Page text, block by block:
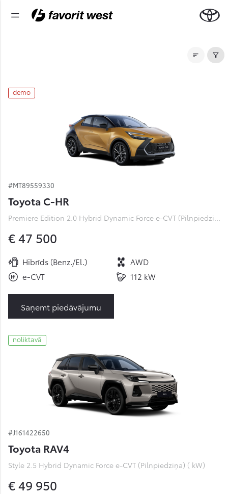
demo
#MT89559330
Toyota C-HR
Premiere Edition 2.0 Hybrid Dynamic Force e-CVT (Pilnpiedziņa) (112 kW)
€ 47 500
Hibrīds (Benz./El.)
AWD
e-CVT
112 kW
Saņemt piedāvājumu
noliktavā
#J161422650
Toyota RAV4
Style 2.5 Hybrid Dynamic Force e-CVT (Pilnpiedziņa) ( kW)
€ 49 950